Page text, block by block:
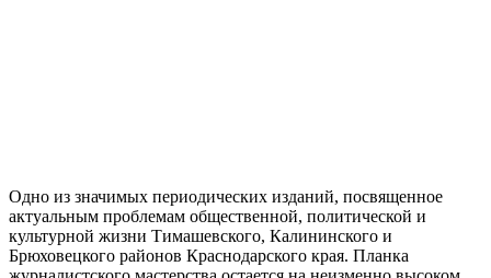
Одно из значимых периодических изданий, посвященное
актуальным проблемам общественной, политической и
культурной жизни Тимашевского, Калининского и
Брюховецкого районов Краснодарского края. Планка